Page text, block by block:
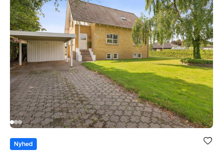
11,
9800
Hjørring
Bolig er
under dine
Nyhed